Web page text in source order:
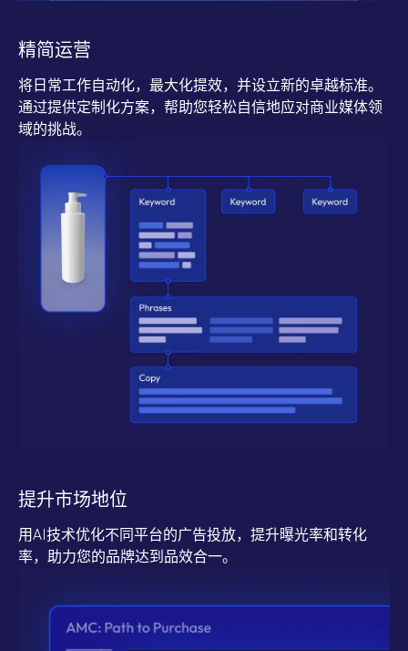
精简运营
将日常工作自动化，最大化提效，并设立新的卓越标准。
通过提供定制化方案，帮助您轻松自信地应对商业媒体领
域的挑战。
提升市场地位
用AI技术优化不同平台的广告投放，提升曝光率和转化
率，助力您的品牌达到品效合一。